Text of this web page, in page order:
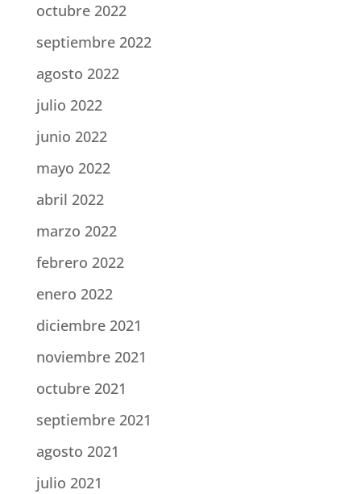
octubre 2022
septiembre 2022
agosto 2022
julio 2022
junio 2022
mayo 2022
abril 2022
marzo 2022
febrero 2022
enero 2022
diciembre 2021
noviembre 2021
octubre 2021
septiembre 2021
agosto 2021
julio 2021